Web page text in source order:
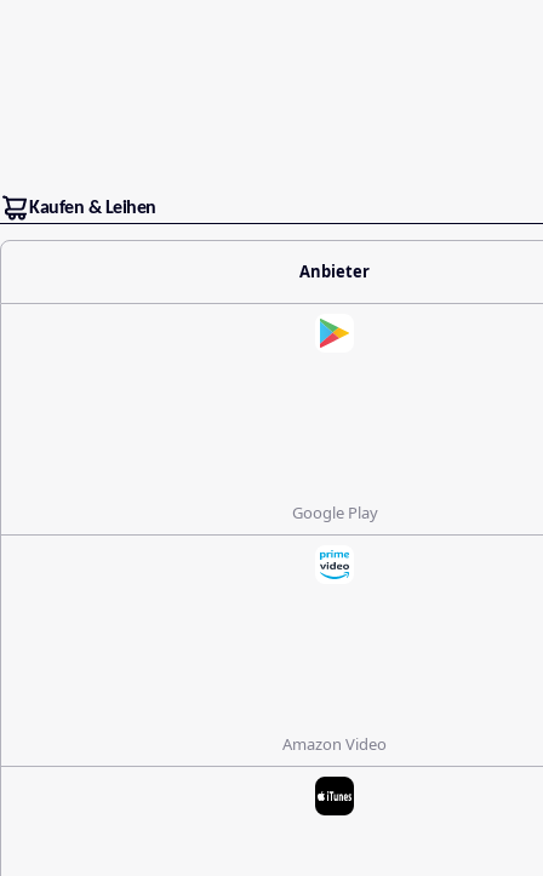
Kaufen & Leihen
Anbieter
Google Play
Amazon Video